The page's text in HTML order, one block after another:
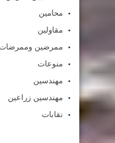
محامين
مقاولين
ممرضين
منوعات
مهندسين
مهندسين زراعين
نقابات